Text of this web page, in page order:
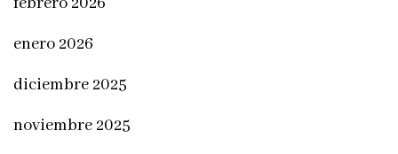
enero 2026
diciembre 2025
noviembre 2025